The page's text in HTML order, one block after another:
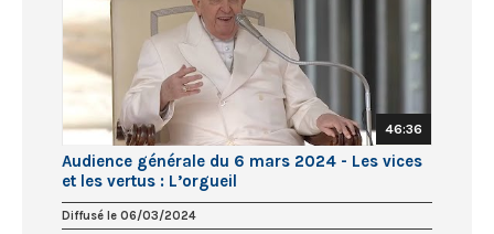
46:36
Audience générale du 6 mars 2024 - Les vices
et les vertus : L’orgueil
Diffusé le 06/03/2024